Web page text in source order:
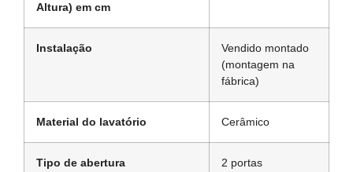
Altura) em cm
Instalação
Vendido montado
(montagem na
fábrica)
Material do lavatório Cerâmico
Tipo de abertura 2 portas